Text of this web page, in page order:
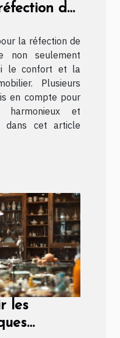
de
la réfection de
non seulement
le confort et la
Plusieurs
en compte pour
et
dans cet article
les